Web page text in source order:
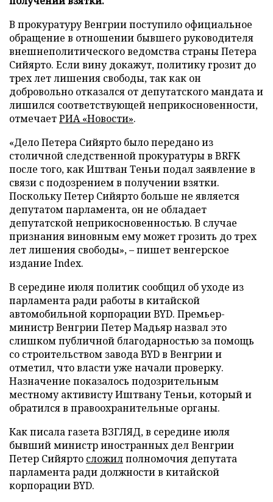
В прокуратуру Венгрии поступило официальное
обращение в отношении бывшего руководителя
внешнеполитического ведомства страны Петера
Сийярто. Если вину докажут, политику грозит до
трех лет лишения свободы, так как он
добровольно отказался от депутатского мандата и
лишился соответствующей неприкосновенности,
отмечаетРИА «Новости».
«Дело Петера Сийярто было передано из
столичной следственной прокуратуры в BRFK
после того, как Иштван Теньи подал заявление в
связи с подозрением в получении взятки.
Поскольку Петер Сийярто больше не является
депутатом парламента, он не обладает
депутатской неприкосновенностью. В случае
признания виновным ему может грозить до трех
лет лишения свободы», – пишет венгерское
издание Index.
В середине июля политик сообщил об уходе из
парламента ради работы в китайской
автомобильной корпорации BYD. Премьер-
министр Венгрии Петер Мадьяр назвал это
слишком публичной благодарностью за помощь
со строительством завода BYD в Венгрии и
отметил, что власти уже начали проверку.
Назначение показалось подозрительным
местному активисту Иштвану Теньи, который и
обратился в правоохранительные органы.
Как писала газета ВЗГЛЯД, в середине июля
бывший министр иностранных дел Венгрии
Петер Сийярто сложилполномочия депутата
парламента ради должности в китайской
корпорации BYD.